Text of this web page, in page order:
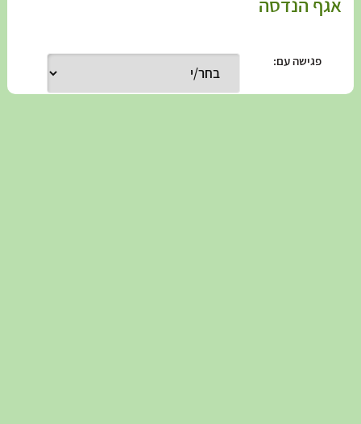
פגישה עם: